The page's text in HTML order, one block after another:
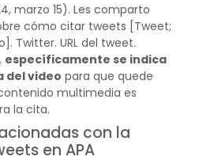
marzo 15). Les comparto
cómo citar tweets [Tweet;
Twitter. URL del tweet.
específicamente se indica
del video para que quede
multimedia es
la cita.
con la
en APA